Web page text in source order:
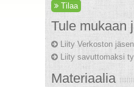
Tilaa
Tule mukaan
Liity Verkoston
Liity savuttomaksi
Materiaalia